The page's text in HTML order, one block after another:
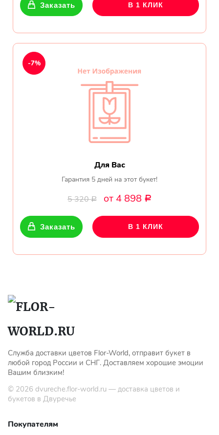
Заказать В 1 КЛИК
Для Вас
Гарантия 5 дней на этот букет!
5 320Р от 4 898 Р
-7%
Заказать В 1 КЛИК
Служба доставки цветов Flor-World, отправит букет в
любой город России и СНГ. Доставляем хорошие эмоции
Вашим близким!
© 2026 dvureche.flor-world.ru — доставка цветов и
букетов в Двуречье
Покупателям